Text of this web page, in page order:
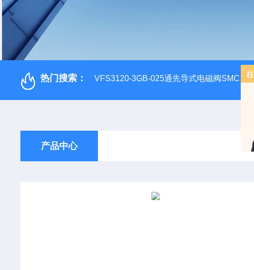
热门搜索： VFS3120-3GB-025通先导式电磁阀SMC
产品中心